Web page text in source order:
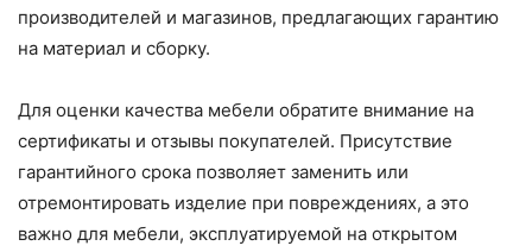
производителей и магазинов, предлагающих гарантию
на материал и сборку.
Для оценки качества мебели обратите внимание на
сертификаты и отзывы покупателей. Присутствие
гарантийного срока позволяет заменить или
отремонтировать изделие при повреждениях, а это
важно для мебели, эксплуатируемой на открытом